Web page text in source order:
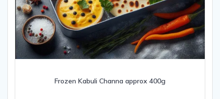
Frozen Kabuli Channa approx 400g